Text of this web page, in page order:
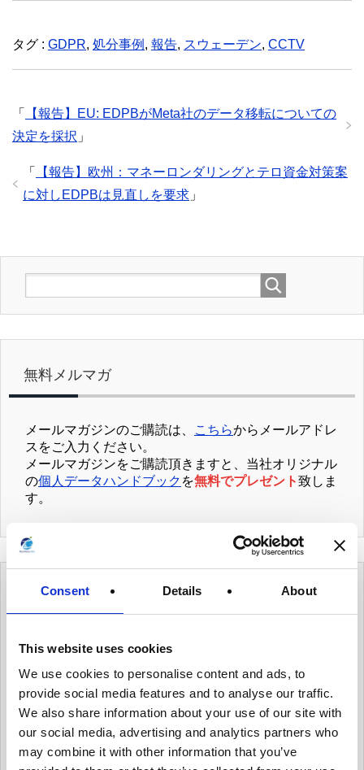
Consent Details About
This website uses cookies
We use cookies to personalise content and ads, to
provide social media features and to analyse our traffic.
We also share information about your use of our site with
our social media, advertising and analytics partners who
may combine it with other information that you’ve
タグ : GDPR, 処分事例 , 報告, スウェーデン, CCTV
「
【報告】EU: EDPBがMeta社のデータ移転についての
決定を採択 」
「
【報告】欧州：マネーロンダリングとテロ資金対策案
に対しEDPBは見直しを要求 」
無料メルマガ
メールマガジンのご購読は、 こちらからメールアドレ
スをご入力ください。
メールマガジンをご購読頂きますと、当社オリジナル
の個人データハンドブック を無料でプレゼント致しま
す。
カテゴリー
有用情報
有用情報_ガバナンス体制を整える
有用情報_個人データ台帳の保守、データ移転メ
カニズムの保守
有用情報_内部のデータ・プライバシー・ポリシ